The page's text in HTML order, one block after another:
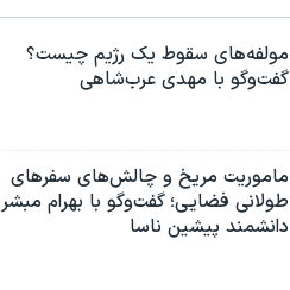
مولفه‌های سقوط یک رژیم چیست؟
گفت‌وگو با مهدی عرب‌شاهی
ماموریت مریخ و چالش‌های سفرهای
طولانی فضایی؛ گفت‌وگو با بهرام مبشر
دانشمند پیشین ناسا